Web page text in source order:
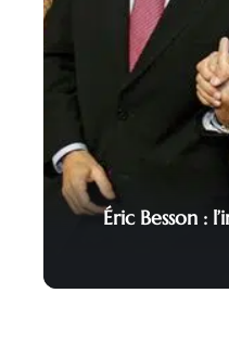
Éric Besson :